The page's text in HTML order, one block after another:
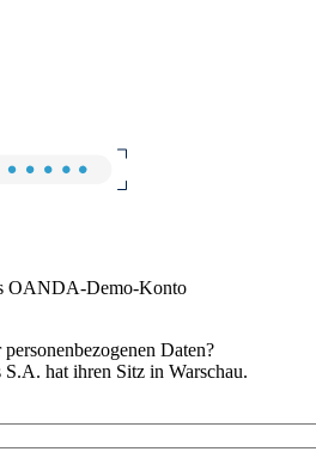
OANDA-Demo-Konto
Daten?
hat ihren Sitz in Warschau.